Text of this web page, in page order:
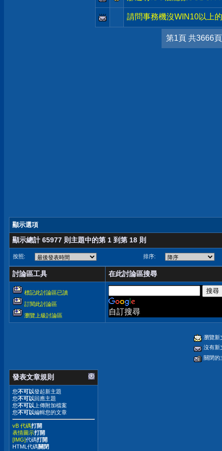
請問事務機沒WIN10以上
第1頁 共3666頁
顯示選項
顯示總計 65977 則主題中的第 1 到第 18 則
按照: 排序:
討論區工具 在此討論區搜尋
標記此討論區已讀
訂閱此討論區
瀏覽上級討論區
自訂搜尋
瀏覽新
沒有新
關閉的
發表文章規則
您不可以發起新主題
您不可以回應主題
您不可以 上傳附加檔案
您不可以編輯您的文章
vB 代碼打開
表情圖示打開
[IMG]代碼打開
HTML代碼關閉